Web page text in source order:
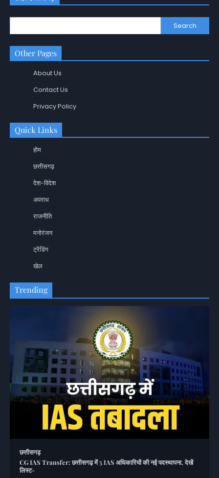
Search
Other Pages
About Us
Contact Us
Privacy Policy
Quick Links
होम
छत्तीसगढ़
देश-विदेश
अपराध
राजनीति
मनोरंजन
ट्रेंडिंग
खेल
Trending
छत्तीसगढ़
CG IAS Transfer: छत्तीसगढ़ में 5 IAS अधिकारियों की नई पदस्थापना, देखें
लिस्ट-